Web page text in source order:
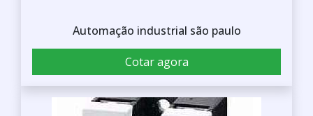
Automação industrial são paulo
Cotar agora